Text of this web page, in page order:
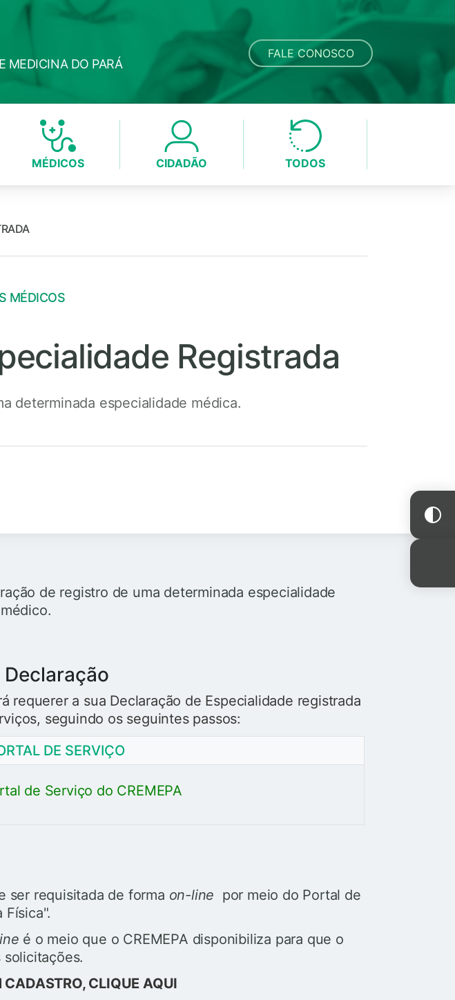
MEDICINA DO PARÁ
FALE CONOSCO
MÉDICOS CIDADÃO TODOS
MÉDICOS
Registrada
determinada especialidade médica.
de registro de uma determinada especialidade
Declaração
requerer a sua Declaração de Especialidade registrada
seguindo os seguintes passos:
DE SERVIÇO
de Serviço do CREMEPA
ser requisitada de forma on-line por meio do Portal de
Física".
é o meio que o CREMEPA disponibiliza para que o
CADASTRO, CLIQUE AQUI